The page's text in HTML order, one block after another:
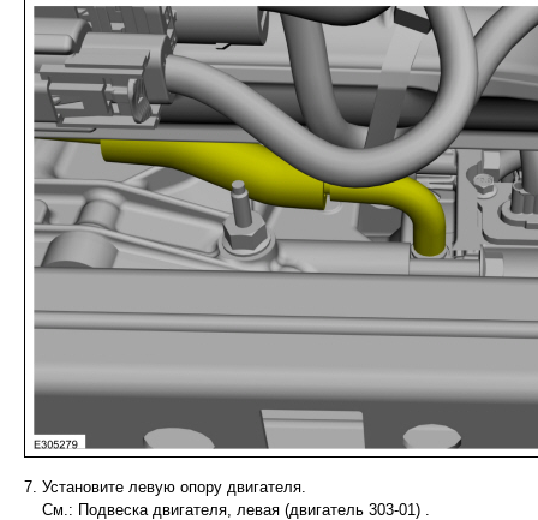
Установите левую опору двигателя.
См.: Подвеска двигателя, левая (двигатель 303-01) .